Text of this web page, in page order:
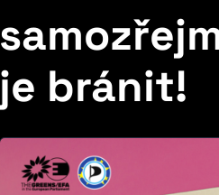
je bránit!